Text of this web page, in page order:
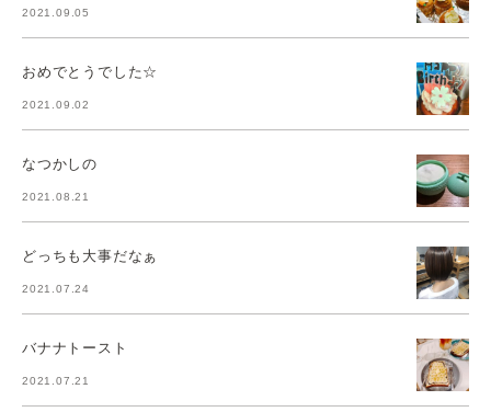
2021.09.05
おめでとうでした☆
2021.09.02
なつかしの
2021.08.21
どっちも大事だなぁ
2021.07.24
バナナトースト
2021.07.21